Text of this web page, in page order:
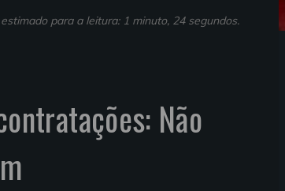
estimado para a leitura: 1 minuto, 24 segundos.
Não